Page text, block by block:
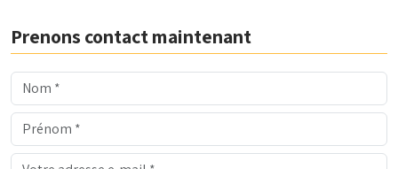
Prenons contact maintenant